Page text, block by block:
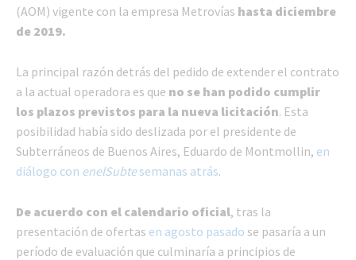
(AOM) vigente con la empresa Metrovías hasta diciembre
de 2019.
La principal razón detrás del pedido de extender el contrato
a la actual operadora es que no se han podido cumplir
los plazos previstos para la nueva licitación. Esta
posibilidad había sido deslizada por el presidente de
Subterráneos de Buenos Aires, Eduardo de Montmollin, en
diálogo con enelSubtesemanas atrás.
De acuerdo con el calendario oficial, tras la
presentación de ofertas en agosto pasado se pasaría a un
período de evaluación que culminaría a principios de